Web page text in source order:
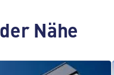
Nähe